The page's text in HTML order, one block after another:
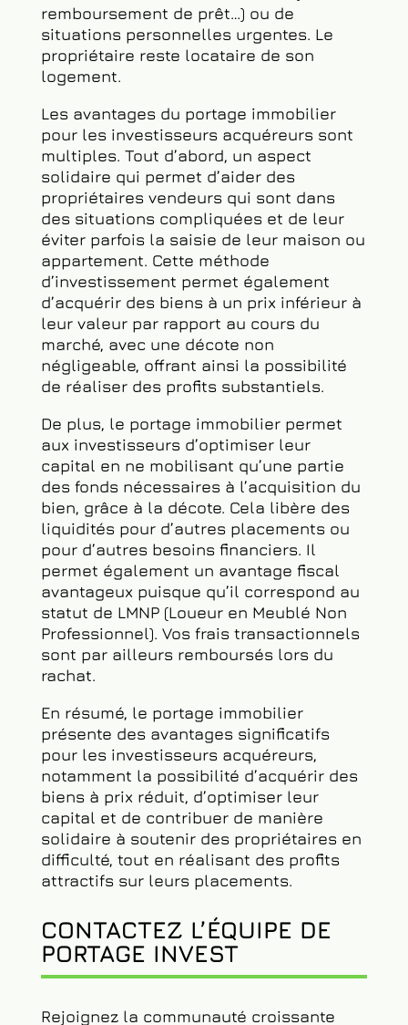
situations où les vendeurs sont pressés
de vendre leur bien, par exemple en
raison de difficultés financières (dettes,
remboursement de prêt…) ou de
situations personnelles urgentes. Le
propriétaire reste locataire de son
logement.
Les avantages du portage immobilier
pour les investisseurs acquéreurs sont
multiples. Tout d’abord, un aspect
solidaire qui permet d’aider des
propriétaires vendeurs qui sont dans
des situations compliquées et de leur
éviter parfois la saisie de leur maison ou
appartement. Cette méthode
d’investissement permet également
d’acquérir des biens à un prix inférieur à
leur valeur par rapport au cours du
marché, avec une décote non
négligeable, offrant ainsi la possibilité
de réaliser des profits substantiels.
De plus, le portage immobilier permet
aux investisseurs d’optimiser leur
capital en ne mobilisant qu’une partie
des fonds nécessaires à l’acquisition du
bien, grâce à la décote. Cela libère des
liquidités pour d’autres placements ou
pour d’autres besoins financiers. Il
permet également un avantage fiscal
avantageux puisque qu’il correspond au
statut de LMNP (Loueur en Meublé Non
sont par ailleurs remboursés lors du
rachat.
En résumé, le portage immobilier
présente des avantages significatifs
pour les investisseurs acquéreurs,
notamment la possibilité d’acquérir des
biens à prix réduit, d’optimiser leur
capital et de contribuer de manière
solidaire à soutenir des propriétaires en
difficulté, tout en réalisant des profits
attractifs sur leurs placements.
CONTACTEZ L’ÉQUIPE DE
PORTAGE INVEST